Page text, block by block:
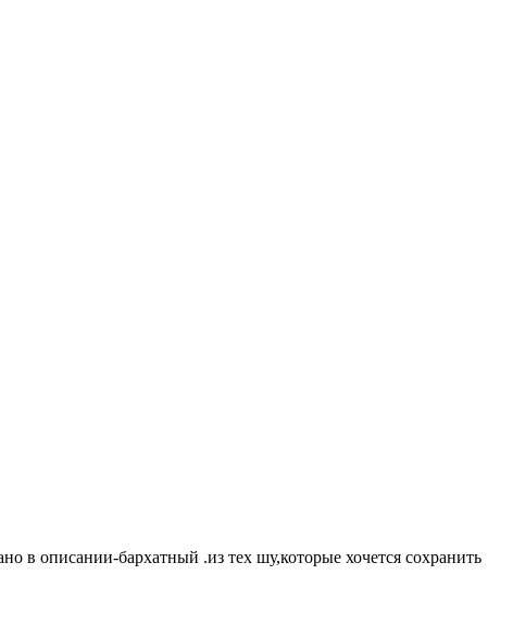
в описании-бархатный .из тех шу,которые хочется сохранить